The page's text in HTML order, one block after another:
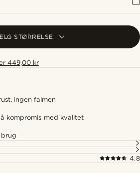
STØRRELSE
449,00 kr
ingen falmen
kompromis med kvalitet
4.8